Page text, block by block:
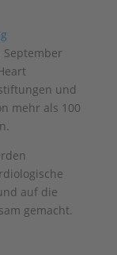
und
mehr als 100
auf die
gemacht.